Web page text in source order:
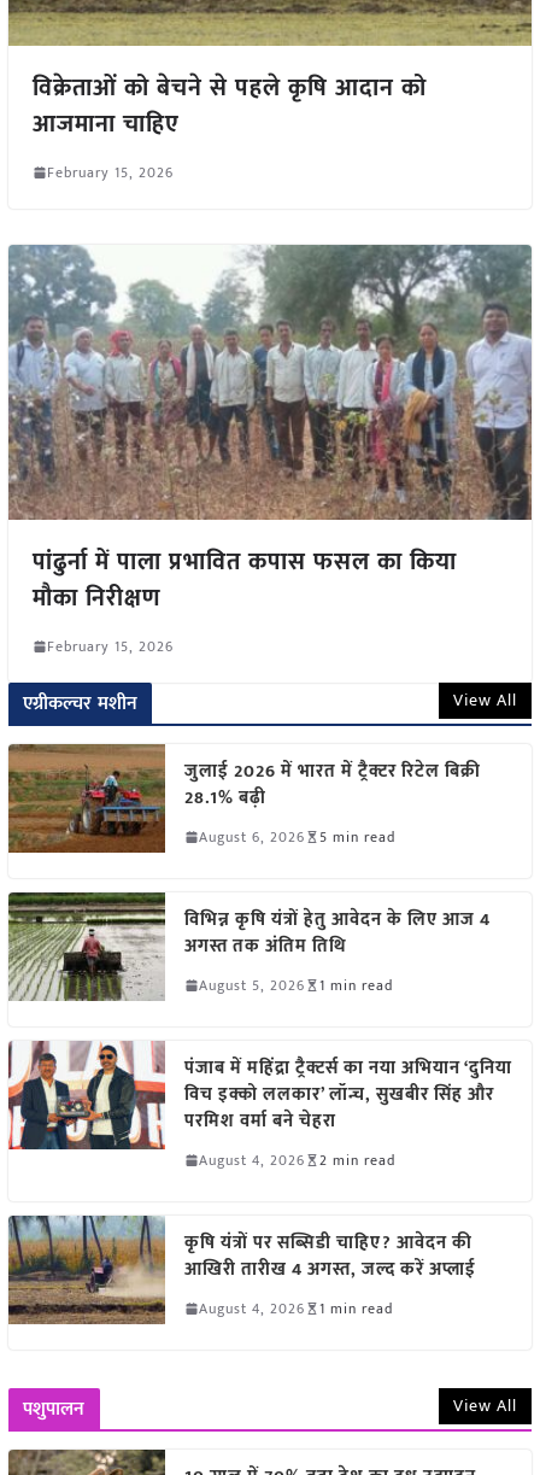
विक्रेताओं को बेचने से पहले कृषि आदान को
आजमाना चाहिए
February 15, 2026
पांढुर्ना में पाला प्रभावित कपास फसल का किया
मौका निरीक्षण
February 15, 2026
एग्रीकल्चर मशीन View All
जुलाई 2026 में भारत में ट्रैक्टर रिटेल बिक्री
28.1% बढ़ी
August 6, 2026 5 min read
विभिन्न कृषि यंत्रों हेतु आवेदन के लिए आज 4
अगस्त तक अंतिम तिथि
August 5, 2026 1 min read
पंजाब में महिंद्रा ट्रैक्टर्स का नया अभियान ‘दुनिया
विच इक्को ललकार’ लॉन्च, सुखबीर सिंह और
परमिश वर्मा बने चेहरा
August 4, 2026 2 min read
कृषि यंत्रों पर सब्सिडी चाहिए? आवेदन की
आखिरी तारीख 4 अगस्त, जल्द करें अप्लाई
August 4, 2026 1 min read
पशुपालन View All